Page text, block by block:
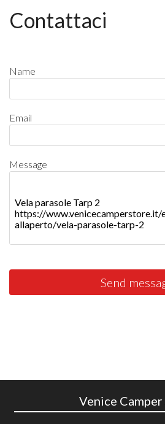
Contattaci
Name
Email
Message
Send
Venice